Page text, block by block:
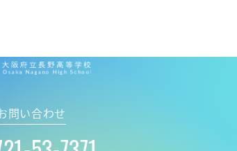
大阪府立 長野高等学校
問い合わせ